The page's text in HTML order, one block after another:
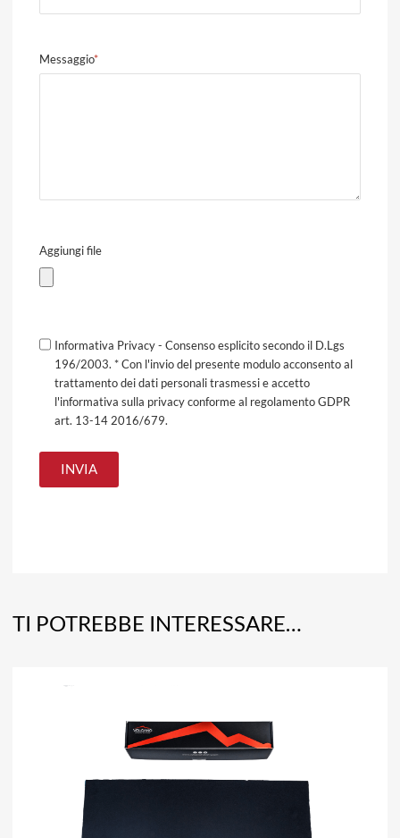
Messaggio*
Aggiungi file
Informativa Privacy - Consenso esplicito secondo il D.Lgs
196/2003. * Con l'invio del presente modulo acconsento al
trattamento dei dati personali trasmessi e accetto
l'informativa sulla privacy conforme al regolamento GDPR
art. 13-14 2016/679.
TI POTREBBE INTERESSARE…